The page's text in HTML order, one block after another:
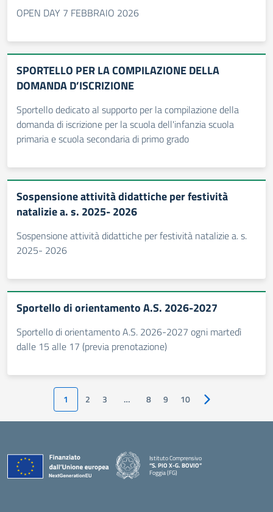
OPEN DAY 7 FEBBRAIO 2026
SPORTELLO PER LA COMPILAZIONE DELLA
DOMANDA D’ISCRIZIONE
Sportello dedicato al supporto per la compilazione della
domanda di iscrizione per la scuola dell'infanzia scuola
primaria e scuola secondaria di primo grado
Sospensione attività didattiche per festività
natalizie a. s. 2025- 2026
Sospensione attività didattiche per festività natalizie a. s.
2025- 2026
Sportello di orientamento A.S. 2026-2027
Sportello di orientamento A.S. 2026-2027 ogni martedì
dalle 15 alle 17 (previa prenotazione)
1 2 3 … 8 9 10 Pagina successiva
Istituto Comprensivo
“S. PIO X-G. BOVIO”
Foggia (FG)
— Visita la pagina iniziale della scuola